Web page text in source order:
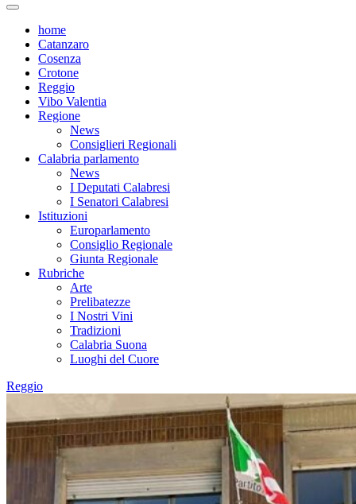
home
Catanzaro
Cosenza
Crotone
Reggio
Vibo Valentia
Regione
News
Consiglieri Regionali
Calabria parlamento
News
I Deputati Calabresi
I Senatori Calabresi
Istituzioni
Europarlamento
Consiglio Regionale
Giunta Regionale
Rubriche
Arte
Prelibatezze
I Nostri Vini
Tradizioni
Calabria Suona
Luoghi del Cuore
Reggio